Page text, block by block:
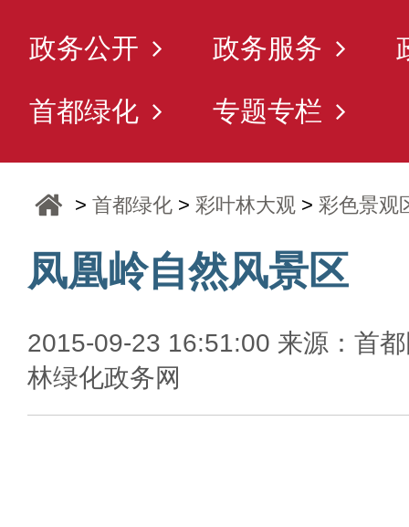
政务公开 政务服务
首都绿化 专题专栏
>首都绿化 >彩叶林大观 >彩色景观
凤凰岭自然风景区
2015-09-23 16:51:00 来源：首
林绿化政务网